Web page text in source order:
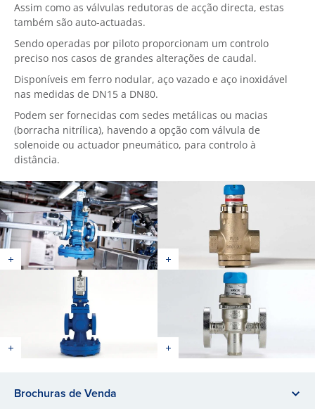
Assim como as válvulas redutoras de acção directa, estas
também são auto-actuadas.
Sendo operadas por piloto proporcionam um controlo
preciso nos casos de grandes alterações de caudal.
Disponíveis em ferro nodular, aço vazado e aço inoxidável
nas medidas de DN15 a DN80.
Podem ser fornecidas com sedes metálicas ou macias
(borracha nitrílica), havendo a opção com válvula de
solenoide ou actuador pneumático, para controlo à
distância.
Brochuras de Venda